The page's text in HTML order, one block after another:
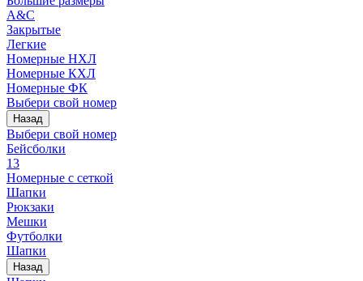
A&C
Закрытые
Легкие
Номерные НХЛ
Номерные КХЛ
Номерные ФК
Выбери свой номер
Назад
Выбери свой номер
Бейсболки
13
Номерные с сеткой
Шапки
Рюкзаки
Мешки
Футболки
Шапки
Назад